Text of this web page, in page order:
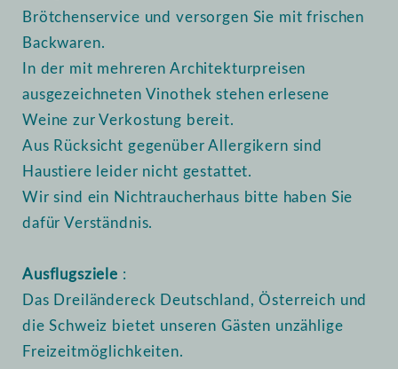
Brötchenservice und versorgen Sie mit frischen
Backwaren.
In der mit mehreren Architekturpreisen
ausgezeichneten Vinothek stehen erlesene
Weine zur Verkostung bereit.
Aus Rücksicht gegenüber Allergikern sind
Haustiere leider nicht gestattet.
Wir sind ein Nichtraucherhaus bitte haben Sie
dafür Verständnis.
Ausflugsziele :
Das Dreiländereck Deutschland, Österreich und
die Schweiz bietet unseren Gästen unzählige
Freizeitmöglichkeiten.